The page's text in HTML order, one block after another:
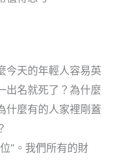
今天的年輕人容易英
出名就死了？為什麼
什麼有的人家裡剛蓋
”。我們所有的財